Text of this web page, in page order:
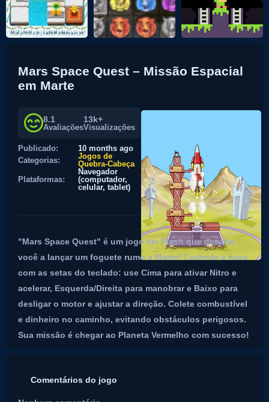
Mars Space Quest – Missão Espacial
em Marte
8.1
Avaliações
13k+
Visualizações
Publicado:
10 months ago
Categorias:
Jogos de
Quebra-Cabeça
Plataformas:
Navegador
(computador,
celular, tablet)
"Mars Space Quest" é um jogo em Flash que desafia
você a lançar um foguete rumo a Marte! Controle a nave
com as setas do teclado: use Cima para ativar Nitro e
acelerar, Esquerda/Direita para manobrar e Baixo para
desligar o motor e ajustar a direção. Colete combustível
e dinheiro no caminho, evitando obstáculos perigosos.
Sua missão é chegar ao Planeta Vermelho com sucesso!
Comentários do jogo